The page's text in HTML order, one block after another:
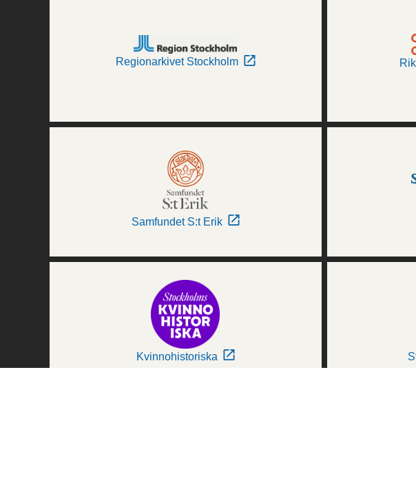
Regionarkivet Stockholm
Samfundet S:t Erik
Kvinnohistoriska